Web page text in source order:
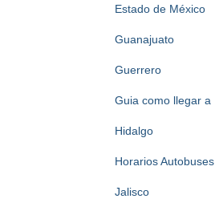
Estado de México
Guanajuato
Guerrero
Guia como llegar a
Hidalgo
Horarios Autobuses
Jalisco